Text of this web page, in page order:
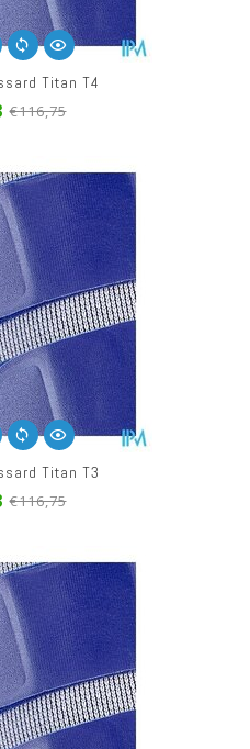
Titan T4
€116,75
Titan T3
€116,75